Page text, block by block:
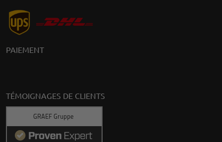
PAIEMENT
TÉMOIGNAGES DE CLIENTS